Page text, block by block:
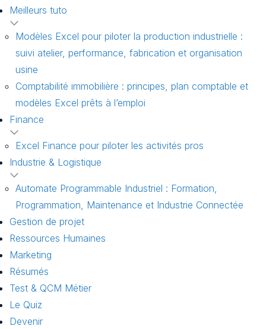
Meilleurs tuto
Modèles Excel pour piloter la production industrielle :
suivi atelier, performance, fabrication et organisation
usine
Comptabilité immobilière : principes, plan comptable et
modèles Excel prêts à l’emploi
Finance
Excel Finance pour piloter les activités pros
Industrie & Logistique
Automate Programmable Industriel : Formation,
Programmation, Maintenance et Industrie Connectée
Gestion de projet
Ressources Humaines
Marketing
Résumés
Test & QCM Métier
Le Quiz
Devenir